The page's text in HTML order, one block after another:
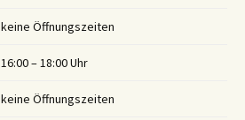
keine Öffnungszeiten
16:00 – 18:00 Uhr
keine Öffnungszeiten